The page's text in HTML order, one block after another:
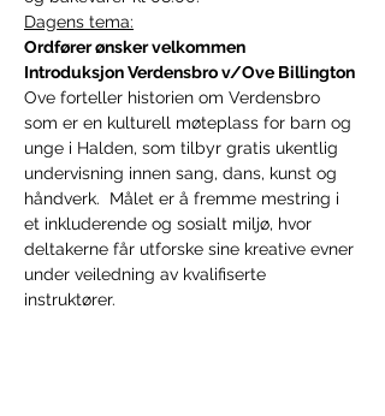
Dagens tema:
Ordfører ønsker velkommen
Introduksjon Verdensbro v/Ove Billington
Ove forteller historien om Verdensbro
som er en kulturell møteplass for barn og
unge i Halden, som tilbyr gratis ukentlig
undervisning innen sang, dans, kunst og
håndverk.  Målet er å fremme mestring i
et inkluderende og sosialt miljø, hvor
deltakerne får utforske sine kreative evner
under veiledning av kvalifiserte
instruktører.